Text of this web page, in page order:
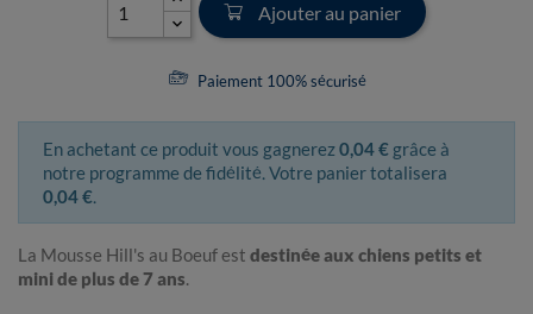
Ajouter au panier
Paiement 100% sécurisé
En achetant ce produit vous gagnerez0,04 € grâce à
notre programme de fidélité. Votre panier totalisera
0,04 €.
La Mousse Hill's au Boeuf est destinée aux chiens petits et
mini de plus de 7 ans.